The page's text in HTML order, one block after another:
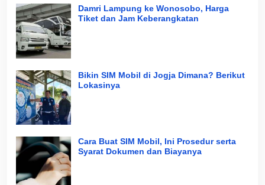
Damri Lampung ke Wonosobo, Harga
Tiket dan Jam Keberangkatan
Bikin SIM Mobil di Jogja Dimana? Berikut
Lokasinya
Cara Buat SIM Mobil, Ini Prosedur serta
Syarat Dokumen dan Biayanya